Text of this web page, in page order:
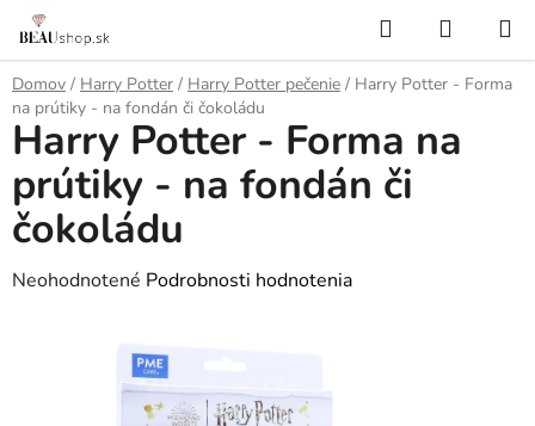
Prejsť
obsah
Hľadať
KOŠÍK
Domov / Harry Potter / Harry Potter pečenie / Harry Potter - Forma
na prútiky - na fondán či čokoládu
Harry Potter - Forma na
prútiky - na fondán či
čokoládu
Priemerné
Neohodnotené Podrobnosti hodnotenia